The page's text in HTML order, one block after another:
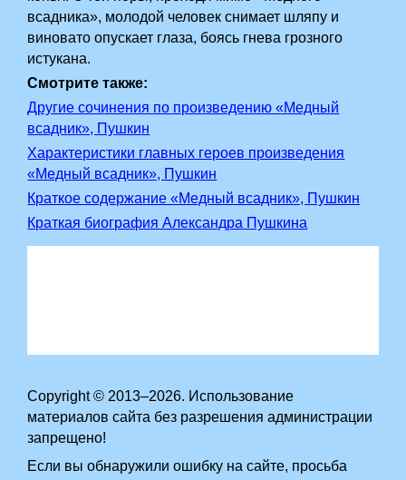
всадника», молодой человек снимает шляпу и
виновато опускает глаза, боясь гнева грозного
истукана.
Смотрите также:
Другие сочинения по произведению «Медный
всадник», Пушкин
Характеристики главных героев произведения
«Медный всадник», Пушкин
Краткое содержание «Медный всадник», Пушкин
Краткая биография Александра Пушкина
Copyright © 2013–2026. Использование
материалов сайта без разрешения администрации
запрещено!
Если вы обнаружили ошибку на сайте, просьба